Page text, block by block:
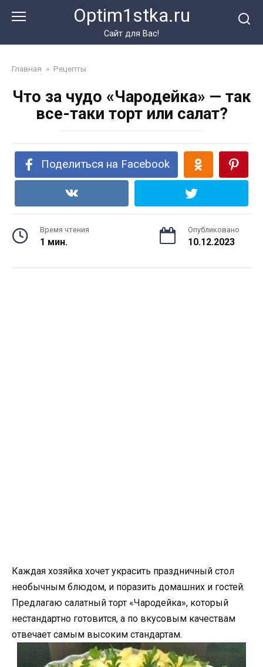
Optim1stka.ru
Сайт для Вас!
Главная » Рецепты
Что за чудо «Чародейка» — так
все-таки торт или салат?
Поделиться на Facebook
Время чтения
1 мин.
Опубликовано
10.12.2023
Каждая хозяйка хочет украсить праздничный стол
необычным блюдом, и поразить домашних и гостей.
Предлагаю салатный торт «Чародейка», который
нестандартно готовится, а по вкусовым качествам
отвечает самым высоким стандартам.